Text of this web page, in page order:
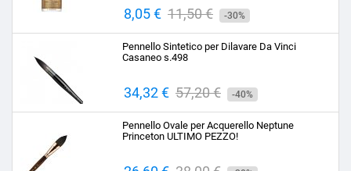
Prezzo
8,05 € Prezzo
base
11,50 € -30%
Pennello Sintetico per Dilavare Da Vinci
Casaneo s.498
Prezzo
34,32 € Prezzo
base
57,20 € -40%
Pennello Ovale per Acquerello Neptune
Princeton ULTIMO PEZZO!